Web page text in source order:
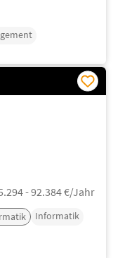
- 92.384 €/Jahr
Informatik